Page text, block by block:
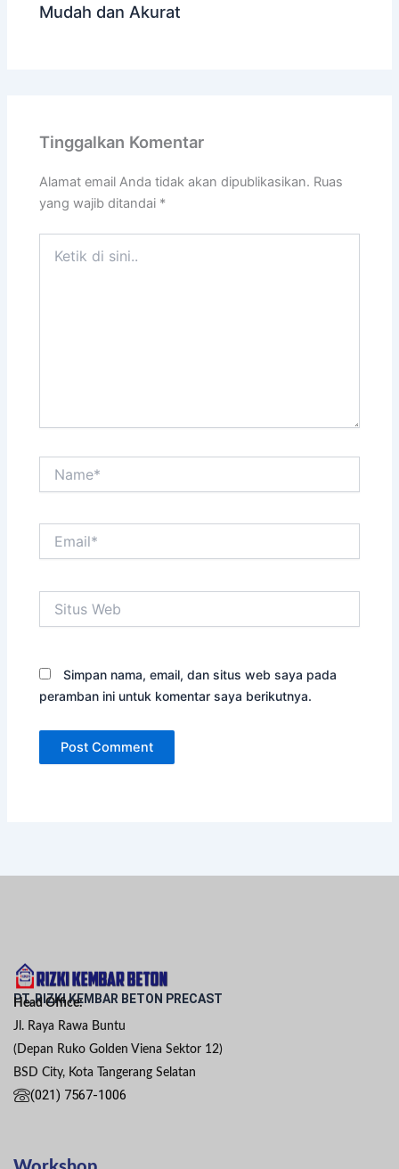
Mudah dan Akurat
Tinggalkan Komentar
Alamat email Anda tidak akan dipublikasikan. Ruas
yang wajib ditandai *
Web
Simpan nama, email, dan situs web saya pada
peramban ini untuk komentar saya berikutnya.
PT. RIZKI KEMBAR BETON PRECAST
Head Office:
Jl. Raya Rawa Buntu
(Depan Ruko Golden Viena Sektor 12)
BSD City, Kota Tangerang Selatan
(021) 7567-1006